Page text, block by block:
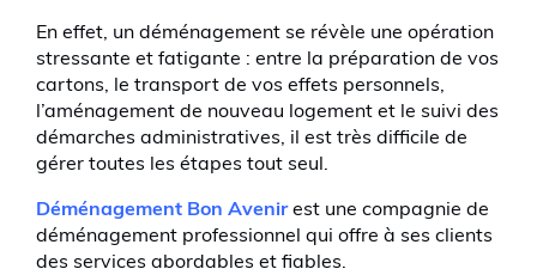
En effet, un déménagement se révèle une opération
stressante et fatigante : entre la préparation de vos
cartons, le transport de vos effets personnels,
l’aménagement de nouveau logement et le suivi des
démarches administratives, il est très difficile de
gérer toutes les étapes tout seul.
Déménagement Bon Avenirest une compagnie de
déménagement professionnel qui offre à ses clients
des services abordables et fiables.